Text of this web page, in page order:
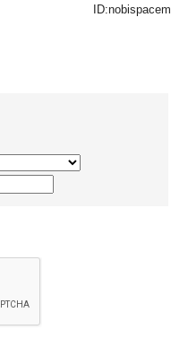
ID:nobispacem